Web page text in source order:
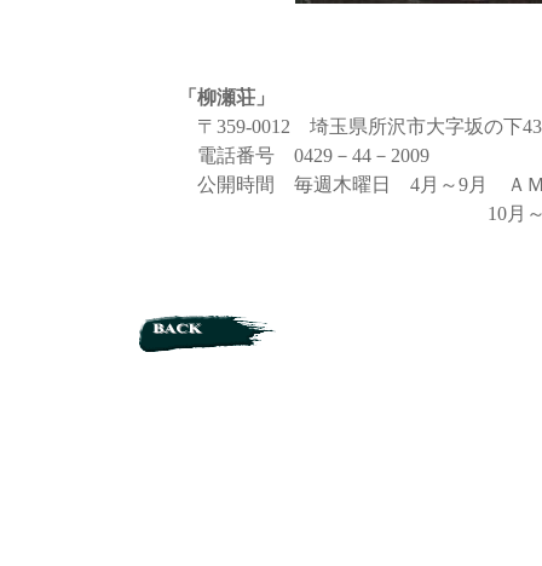
「柳瀬荘」
〒359-0012 埼玉県所沢市大字坂の下
電話番号 0429－44－2009
公開時間 毎週木曜日 4月～9月 ＡＭ10
10月～3月 ＡＭ10：